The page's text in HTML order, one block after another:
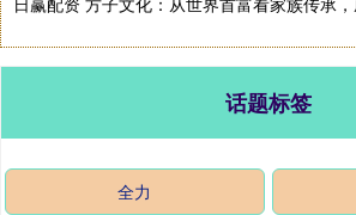
话题标签
全力